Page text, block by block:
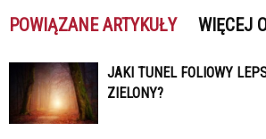
POWIĄZANE ARTYKUŁY WIĘCEJ
JAKI TUNEL FOLIOWY
ZIELONY?